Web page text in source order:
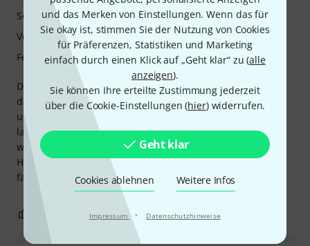
und das Merken von Einstellungen. Wenn das für
Sie okay ist, stimmen Sie der Nutzung von Cookies
für Präferenzen, Statistiken und Marketing
einfach durch einen Klick auf „Geht klar“ zu (alle
anzeigen).
Sie können Ihre erteilte Zustimmung jederzeit
über die Cookie-Einstellungen (hier) widerrufen.
Geht klar
Cookies ablehnen Weitere Infos
Impressum · Datenschutzhinweise
Die guten alten Blues Harps von Hohner sind doch einfach
die besten - find ich. Ich habe schon teurere ausprobiert
und festgestellt, dass die Töne sich nicht so gut benden
lassen wie mit diesem Klassiker. Der Holzkern ist sein Geld
wert. Ich würde niemals um Geld zu sparen auf einen
Holzkern verzichten. Mit dieser Harp kann man echt nichts
falsch machen.
Sound
Verarbeitung
Features
BEWERTUNG MELDEN